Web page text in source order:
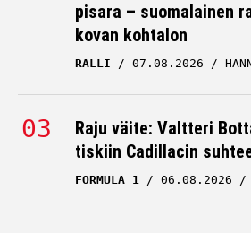
pisara – suomalainen
kovan kohtalon
RALLI 07.08.2026
Raju väite: Valtteri
tiskiin Cadillacin
FORMULA 1 06.08.2026